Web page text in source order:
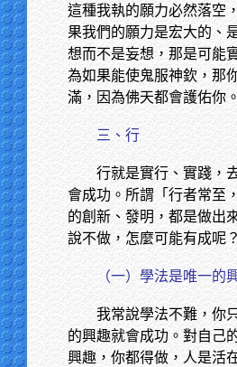
這種我執的願力必然落空
果我們的願力是宏大的、
想而不是妄想，那是可能
為如果能使鬼服神欽，那
滿，因為佛天都會護佑你。
三、行
行就是實行、實踐，
會成功。所謂「行者常至
的創新、發明，都是做出
說不做，怎麼可能有成呢？
（一）學法是唯一的
我常說學法不難，你
的興趣就會成功。對自己
興趣，你都得做，人是活